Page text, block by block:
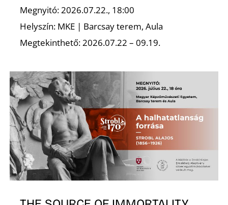
Megnyitó: 2026.07.22., 18:00
Helyszín: MKE | Barcsay terem, Aula
Megtekinthető: 2026.07.22 – 09.19.